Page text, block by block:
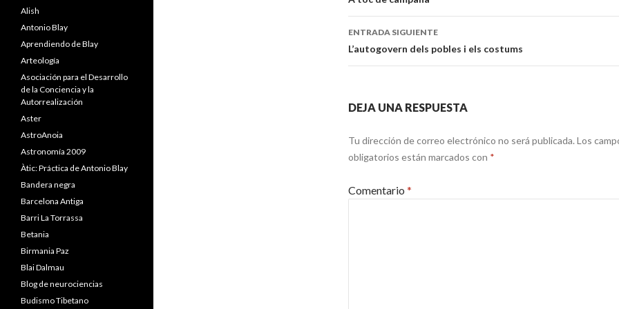
entradas
ENTRADA SIGUIENTE
L’autogovern dels pobles i els costums
DEJA UNA RESPUESTA
Tu dirección de correo electrónico no será publicada. Los
obligatorios están marcados con *
Comentario *
Alish
Antonio Blay
Aprendiendo de Blay
Arteología
Asociación para el Desarrollo
de la Conciencia y la
Autorrealización
Aster
AstroAnoia
Astronomía 2009
Àtic: Práctica de Antonio Blay
Bandera negra
Barcelona Antiga
Barri La Torrassa
Betania
Birmania Paz
Blai Dalmau
Blog de neurociencias
Budismo Tibetano